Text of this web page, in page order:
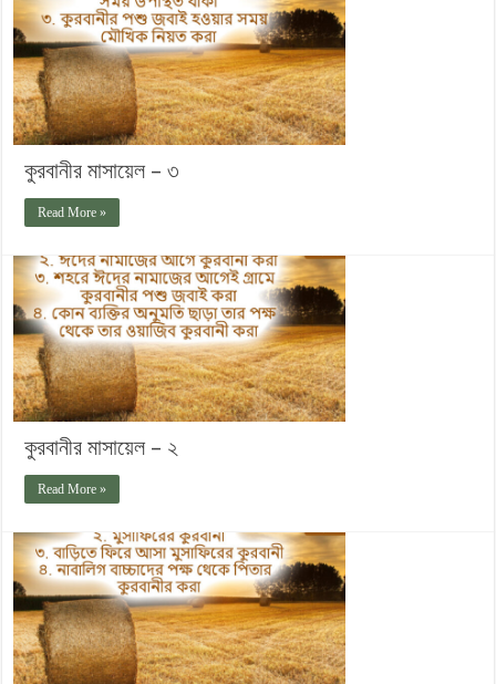
কুরবানীর মাসায়েল – ৩
Read More »
কুরবানীর মাসায়েল – ২
Read More »